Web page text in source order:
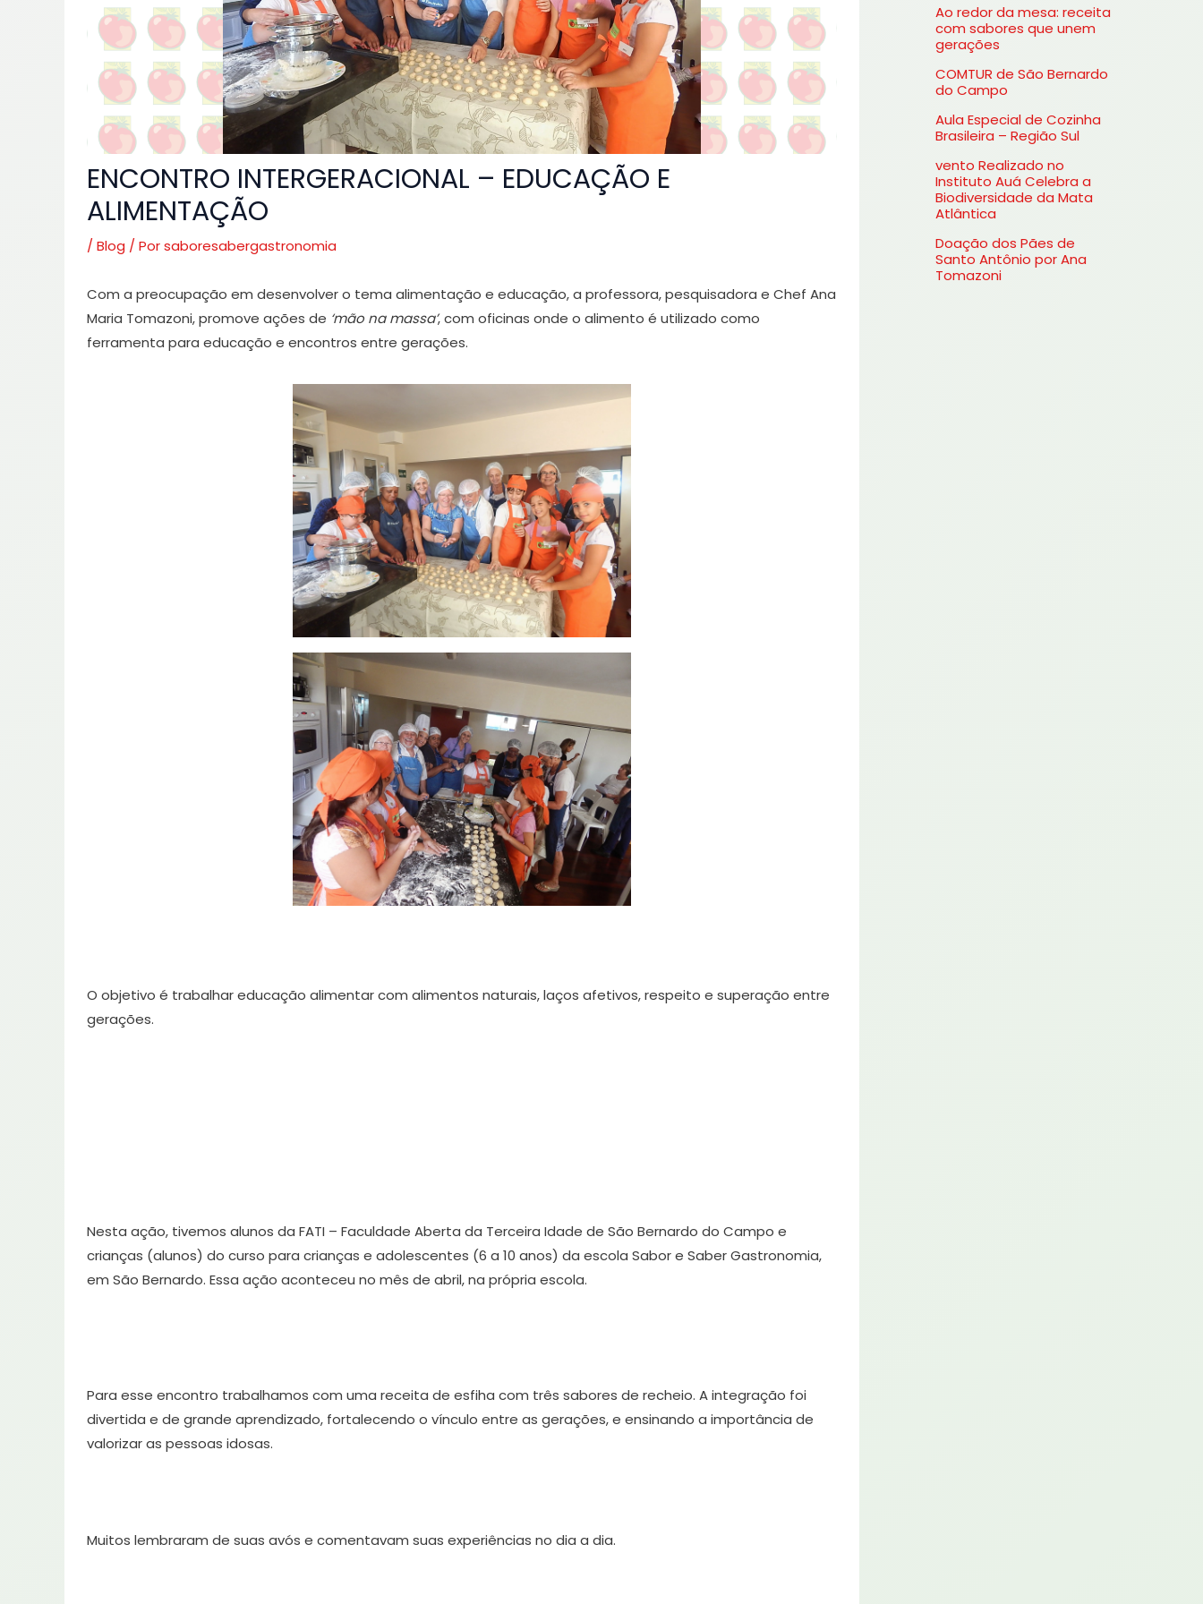
ENCONTRO INTERGERACIONAL – EDUCAÇÃO E
ALIMENTAÇÃO
/ Blog / Porsaboresabergastronomia
Com a preocupação em desenvolver o tema alimentação e educação, a professora, pesquisadora e Chef Ana
Maria Tomazoni, promove ações de ‘mão na massa’, com oficinas onde o alimento é utilizado como
ferramenta para educação e encontros entre gerações.
O objetivo é trabalhar educação alimentar com alimentos naturais, laços afetivos, respeito e superação entre
gerações.
Nesta ação, tivemos alunos da FATI – Faculdade Aberta da Terceira Idade de São Bernardo do Campo e
crianças (alunos) do curso para crianças e adolescentes (6 a 10 anos) da escola Sabor e Saber Gastronomia,
em São Bernardo. Essa ação aconteceu no mês de abril, na própria escola.
Para esse encontro trabalhamos com uma receita de esfiha com três sabores de recheio. A integração foi
divertida e de grande aprendizado, fortalecendo o vínculo entre as gerações, e ensinando a importância de
valorizar as pessoas idosas.
Muitos lembraram de suas avós e comentavam suas experiências no dia a dia.
s
a
r
o
:
Ao redor da mesa: receita
com sabores que unem
gerações
COMTUR de São Bernardo
do Campo
Aula Especial de Cozinha
Brasileira – Região Sul
vento Realizado no
Instituto Auá Celebra a
Biodiversidade da Mata
Atlântica
Doação dos Pães de
Santo Antônio por Ana
Tomazoni